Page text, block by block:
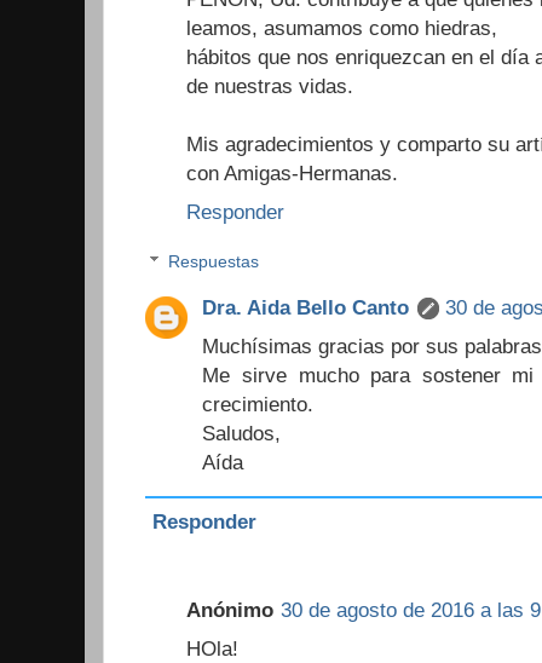
leamos, asumamos como hiedras,
hábitos que nos enriquezcan en el día
de nuestras vidas.
Mis agradecimientos y comparto su
con Amigas-Hermanas.
Responder
Respuestas
Dra. Aida Bello Canto
30 de
Muchísimas gracias por sus
Me sirve mucho para sostener
crecimiento.
Saludos,
Aída
Responder
Anónimo 30 de agosto de 2016 a las
HOla!